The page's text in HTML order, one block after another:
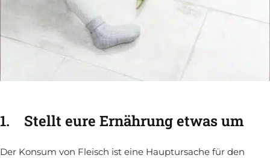
1. Stellt eure Ernährung etwas um
Der Konsum von Fleisch ist eine Hauptursache für den